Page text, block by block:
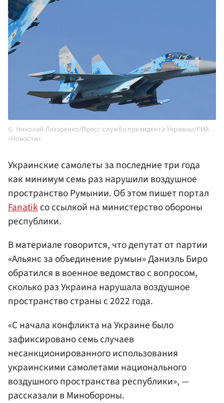
Николай Лазаренко/Пресс-служба президента Украины/РИА
«Новости»
Украинские самолеты за последние три года
как минимум семь раз нарушили воздушное
пространство Румынии. Об этом пишет портал
Fanatikсо ссылкой на министерство обороны
республики.
В материале говорится, что депутат от партии
«Альянс за объединение румын» Даниэль Биро
обратился в военное ведомство с вопросом,
сколько раз Украина нарушала воздушное
пространство страны с 2022 года.
«С начала конфликта на Украине было
зафиксировано семь случаев
несанкционированного использования
украинскими самолетами национального
воздушного пространства республики», —
рассказали в Минобороны.